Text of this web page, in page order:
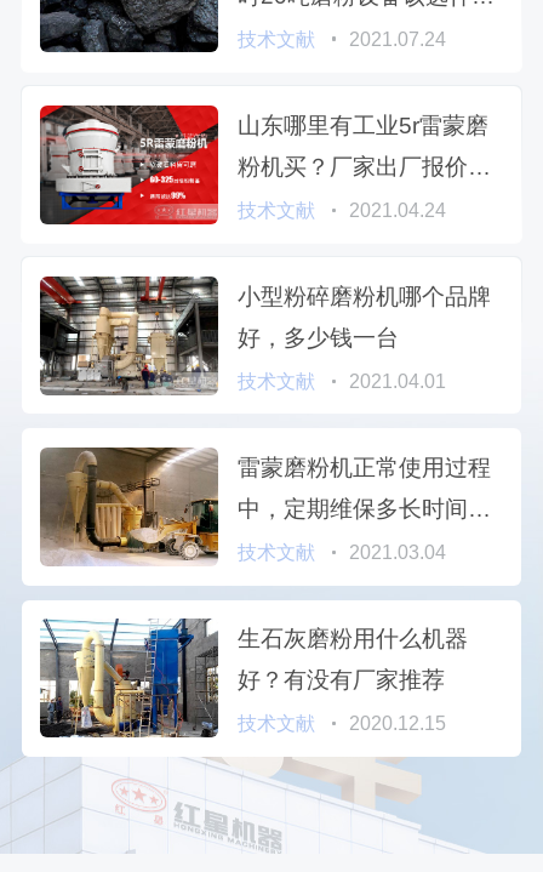
型号
技术文献 2021.07.24
山东哪里有工业5r雷蒙磨
粉机买？厂家出厂报价让
您随心购
技术文献 2021.04.24
小型粉碎磨粉机哪个品牌
好，多少钱一台
技术文献 2021.04.01
雷蒙磨粉机正常使用过程
中，定期维保多长时间更
好
技术文献 2021.03.04
生石灰磨粉用什么机器
好？有没有厂家推荐
技术文献 2020.12.15